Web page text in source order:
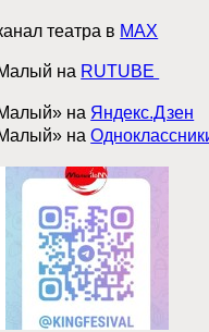
театра в МАХ
на RUTUBE
на Яндекс.Дзен
на